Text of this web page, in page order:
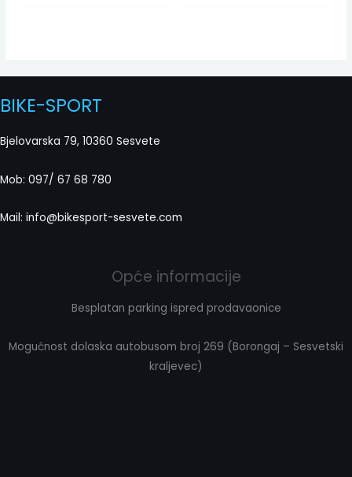
BIKE-SPORT
Bjelovarska 79, 10360 Sesvete
Mob: 097/ 67 68 780
Mail: info@bikesport-sesvete.com
Opće informacije
Besplatan parking ispred prodavaonice
Mogućnost dolaska autobusom broj 269 (Borongaj – Sesvetski
kraljevec)